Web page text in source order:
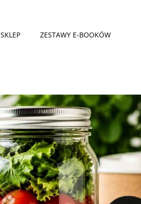
SKLEP ZESTAWY E-BOOKÓW